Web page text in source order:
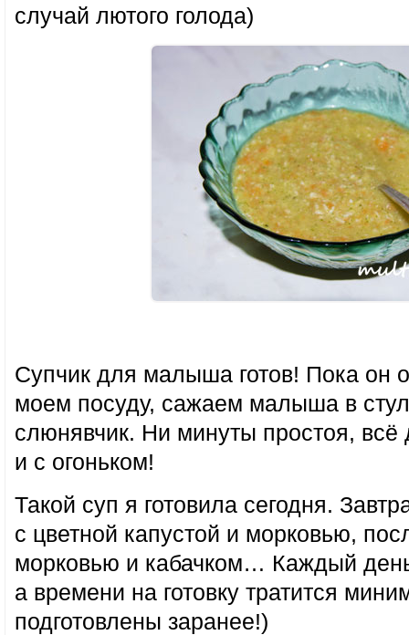
случай лютого голода)
Супчик для малыша готов! Пока он
моем посуду, сажаем малыша в
слюнявчик. Ни минуты простоя,
и с огоньком!
Такой суп я готовила сегодня.
с цветной капустой и морковью,
морковью и кабачком… Каждый
а времени на готовку тратится
подготовлены заранее!)